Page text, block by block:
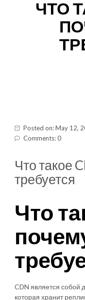
ЧТО
Posted on: May 12,
Comments: 0
Что такое
требуется
Что
CDN является собой
которая хранит